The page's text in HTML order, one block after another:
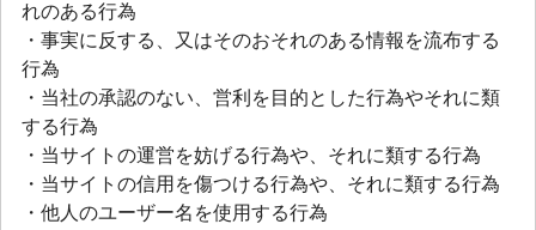
れのある行為
・事実に反する、又はそのおそれのある情報を流布する
行為
・当社の承認のない、営利を目的とした行為やそれに類
する行為
・当サイトの運営を妨げる行為や、それに類する行為
・当サイトの信用を傷つける行為や、それに類する行為
・他人のユーザー名を使用する行為